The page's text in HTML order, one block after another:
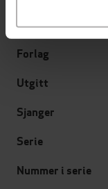
Forfattere
Forlag
Utgitt
Sjanger
Serie
Nummer i serie